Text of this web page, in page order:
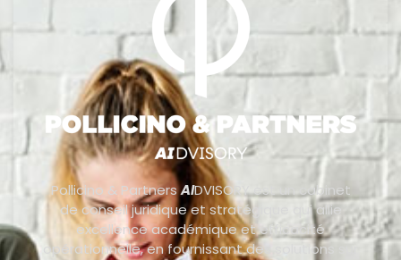
Pollicino & PartnersAIDVISORY est un cabinet
de conseil juridique et stratégique qui allie
excellence académique et efficacité
opérationnelle, en fournissant des solutions sur